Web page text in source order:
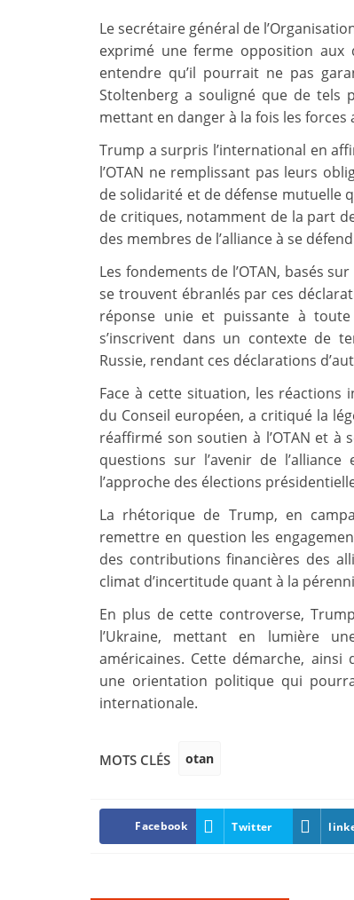
Le secrétaire général de
exprimé une ferme opposition aux
entendre qu’il pourrait ne pas
Stoltenberg a souligné que de tels
mettant en danger à la fois les
Trump a surpris l’international en
l’OTAN ne remplissant pas leurs
de solidarité et de défense mutuelle
de critiques, notamment de la part
des membres de l’alliance à se
Les fondements de l’OTAN, basés
se trouvent ébranlés par ces
réponse unie et puissante à
s’inscrivent dans un contexte de
Russie, rendant ces déclarations
Face à cette situation, les réactions
du Conseil européen, a critiqué la
réaffirmé son soutien à l’OTAN et à
questions sur l’avenir de
l’approche des élections
La rhétorique de Trump, en
remettre en question les
des contributions financières des
climat d’incertitude quant à la
En plus de cette controverse,
l’Ukraine, mettant en lumière
américaines. Cette démarche, ainsi
une orientation politique qui
internationale.
MOTS CLÉS otan
Facebook Twitter